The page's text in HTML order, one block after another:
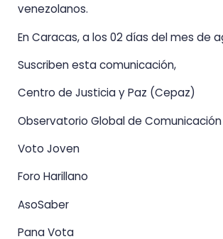
venezolanos.
En Caracas, a los 02 días del mes de
Suscriben esta comunicación,
Centro de Justicia y Paz (Cepaz)
Observatorio Global de
Voto Joven
Foro Harillano
AsoSaber
Pana Vota